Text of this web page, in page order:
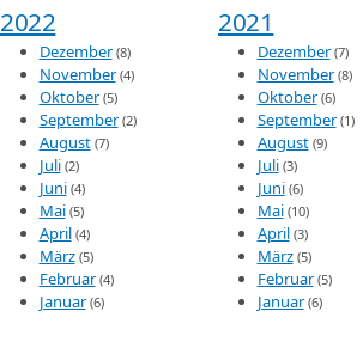
2022
Dezember (8)
November (4)
Oktober (5)
September (2)
August (7)
Juli (2)
Juni (4)
Mai (5)
April (4)
März (5)
Februar (4)
Januar (6)
2021
Dezember (7)
November (8)
Oktober (6)
September (1)
August (9)
Juli (3)
Juni (6)
Mai (10)
April (3)
März (5)
Februar (5)
Januar (6)